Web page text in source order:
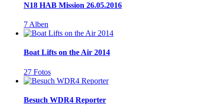
N18 HAB Mission 26.05.2016
7 Alben
Boat Lifts on the Air 2014
27 Fotos
Besuch WDR4 Reporter